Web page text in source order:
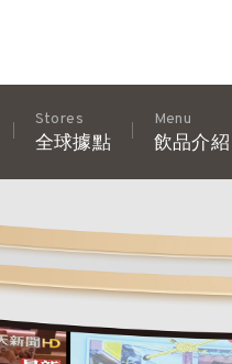
Stores
全球據點
Menu
飲品介紹